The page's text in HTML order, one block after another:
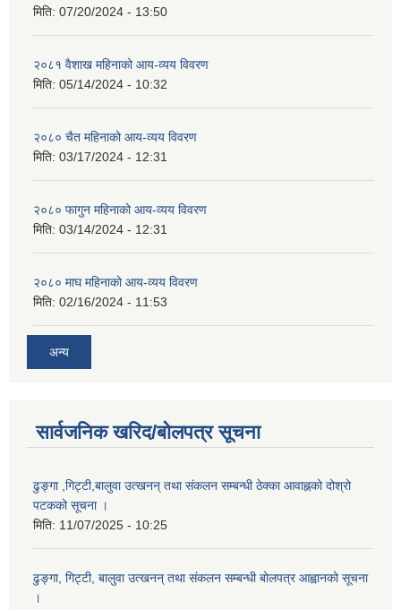
मिति: 07/20/2024 - 13:50
२०८१ वैशाख महिनाको आय-व्यय विवरण
मिति: 05/14/2024 - 10:32
२०८० चैत महिनाको आय-व्यय विवरण
मिति: 03/17/2024 - 12:31
२०८० फागुन महिनाको आय-व्यय विवरण
मिति: 03/14/2024 - 12:31
२०८० माघ महिनाको आय-व्यय विवरण
मिति: 02/16/2024 - 11:53
अन्य
सार्वजनिक खरिद/बोलपत्र सूचना
ढुङ्गा ,गिट्टी,बालुवा उत्खनन् तथा संकलन सम्बन्धी ठेक्का आवाह्नको दोश्रो
पटकको सूचना ।
मिति: 11/07/2025 - 10:25
ढुङ्गा, गिट्टी, बालुवा उत्खनन् तथा संकलन सम्बन्धी बोलपत्र आह्वानको सूचना
।